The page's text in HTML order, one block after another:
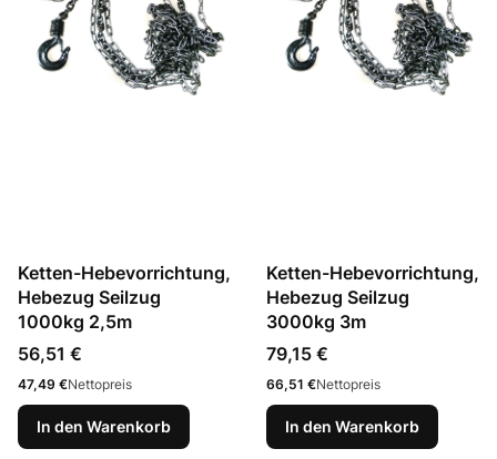
Ketten-Hebevorrichtung,
Hebezug Seilzug
1000kg 2,5m
Preis
56,51 €
Preis
47,49 €Nettopreis
In den Warenkorb
Ketten-Hebevorrichtung,
Hebezug Seilzug
3000kg 3m
Preis
79,15 €
Preis
66,51 €Nettopreis
In den Warenkorb